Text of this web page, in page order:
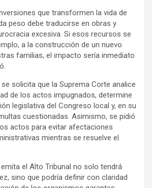
que transformen la vida de
peso debe traducirse en obras y
excesiva. Si esos recursos se
a la construcción de un nuevo
familias, el impacto sería inmediato
solicita que la Suprema Corte analice
de los actos impugnados, determine
legislativa del Congreso local y, en su
cuestionadas. Asimismo, se pidió
actos para evitar afectaciones
mientras se resuelve el
el Alto Tribunal no solo tendrá
sino que podría definir con claridad